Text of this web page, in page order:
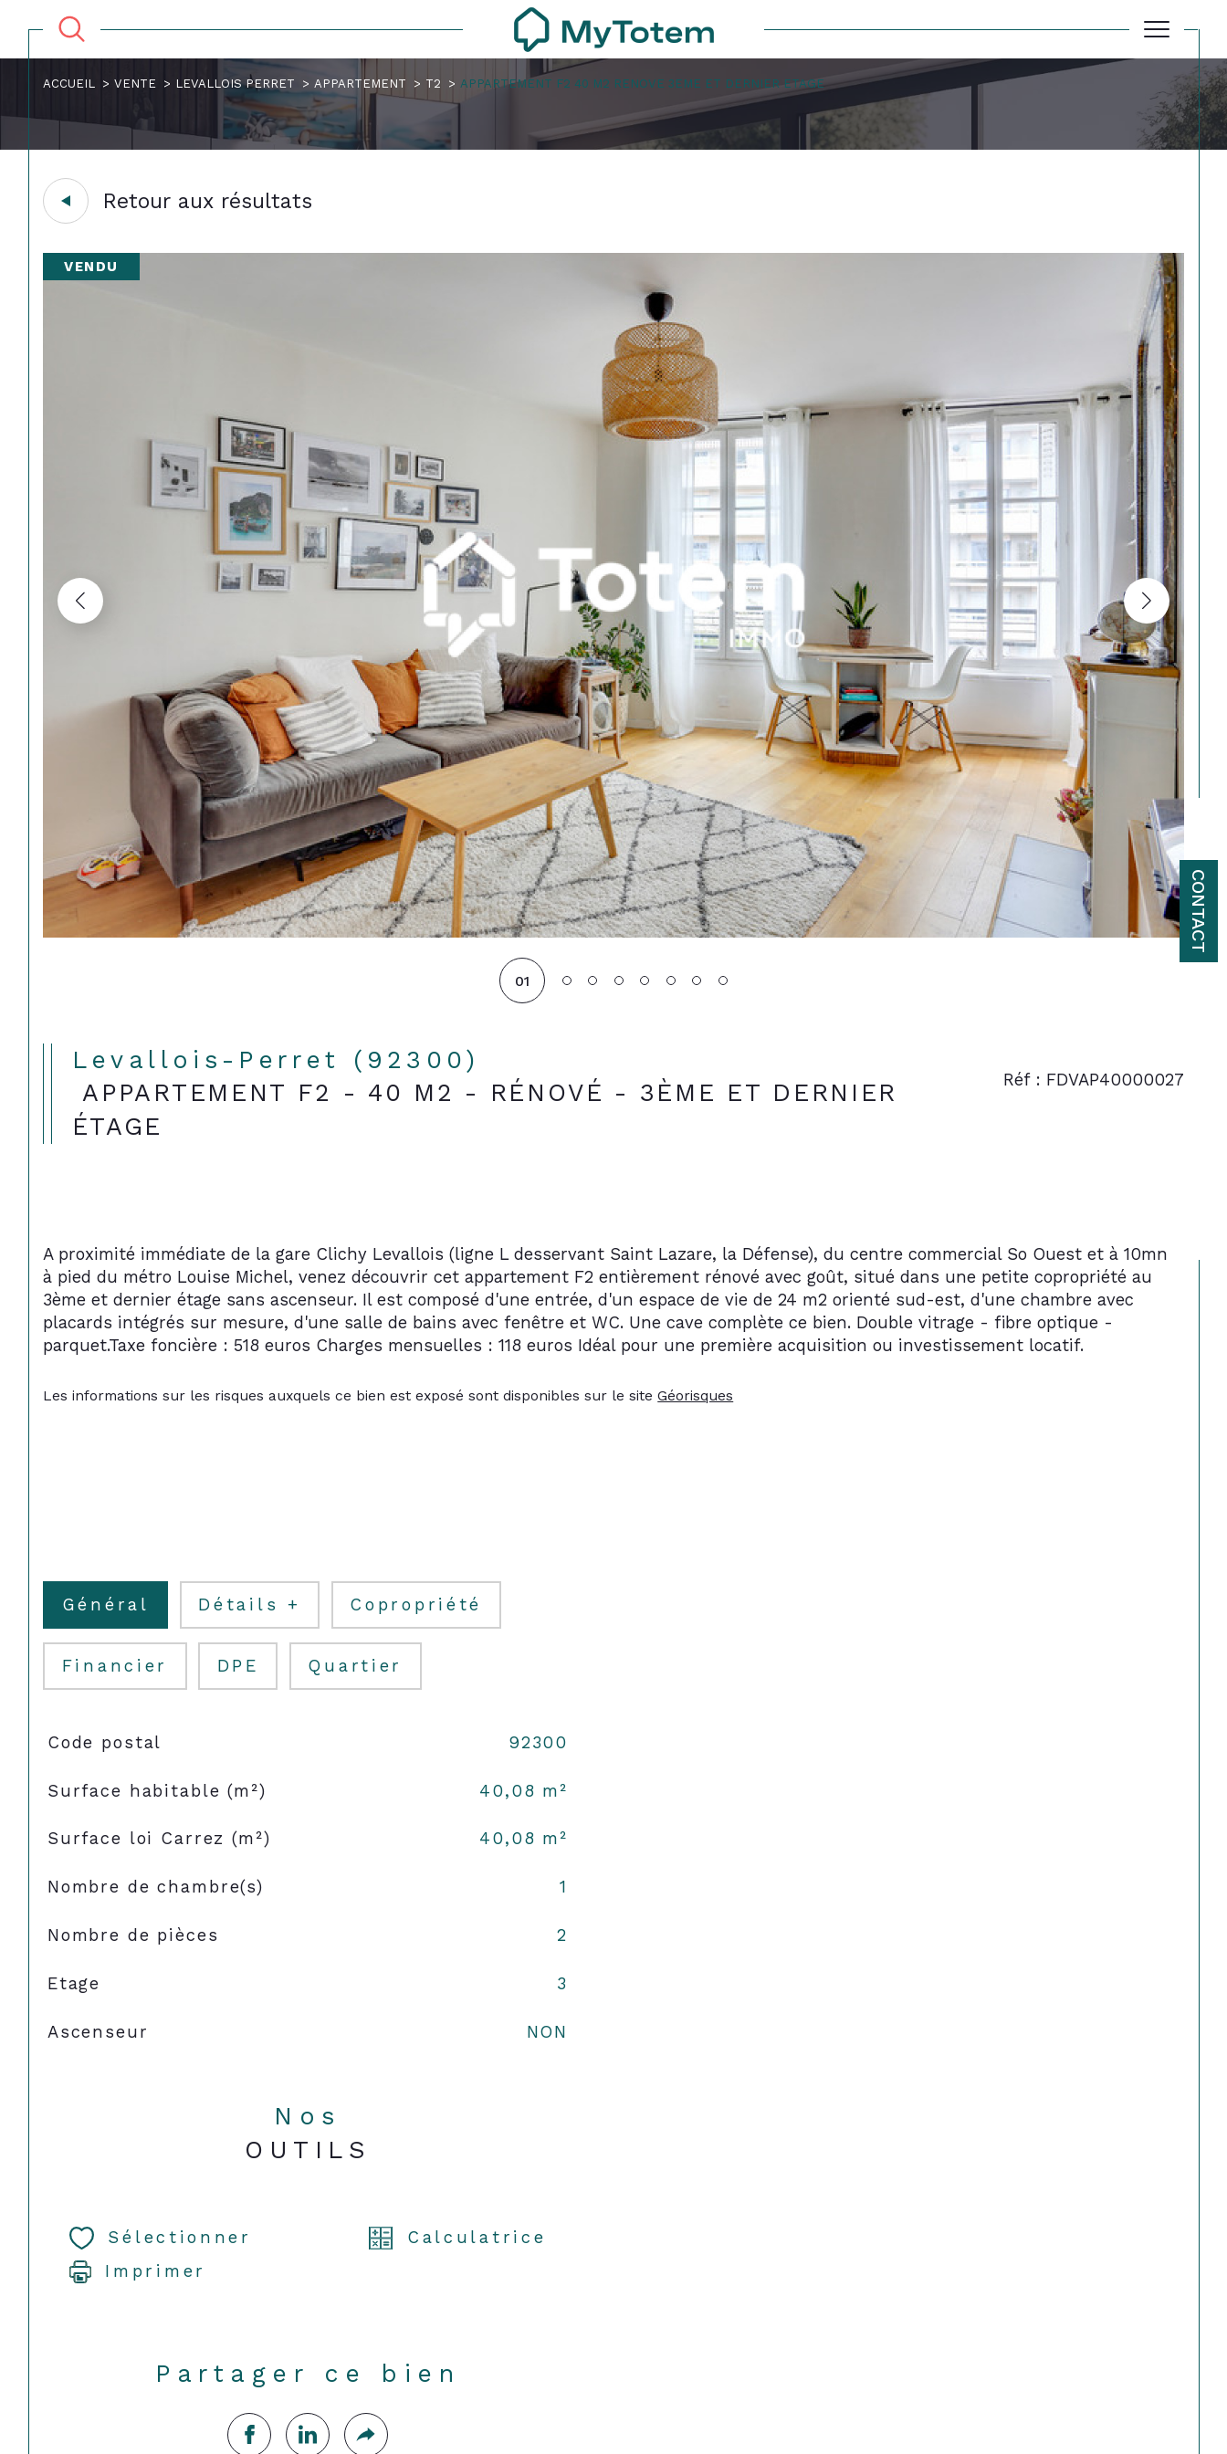
CONTACT
ACCUEIL VENTE LEVALLOIS PERRET APPARTEMENT T2 APPARTEMENT F2 40 M2 RENOVE 3EME ET DERNIER ETAGE
Retour aux résultats
VENDU
01
Levallois-Perret (92300)
APPARTEMENT F2 - 40 M2 - RÉNOVÉ - 3ÈME ET DERNIER
ÉTAGE
Réf : FDVAP40000027
A proximité immédiate de la gare Clichy Levallois (ligne L desservant Saint Lazare, la Défense), du centre commercial So Ouest et à 10mn
à pied du métro Louise Michel, venez découvrir cet appartement F2 entièrement rénové avec goût, situé dans une petite copropriété au
3ème et dernier étage sans ascenseur. Il est composé d'une entrée, d'un espace de vie de 24 m2 orienté sud-est, d'une chambre avec
placards intégrés sur mesure, d'une salle de bains avec fenêtre et WC. Une cave complète ce bien. Double vitrage - fibre optique -
parquet.Taxe foncière : 518 euros Charges mensuelles : 118 euros Idéal pour une première acquisition ou investissement locatif.
Les informations sur les risques auxquels ce bien est exposé sont disponibles sur le site Géorisques
Général Détails + Copropriété
Financier DPE Quartier
TRAD_SIROCCO_Caracteristique
Code postal 92300
Surface habitable (m²) 40,08 m²
Surface loi Carrez (m²) 40,08 m²
Nombre de chambre(s) 1
Nombre de pièces 2
Etage 3
Ascenseur NON
Nos
OUTILS
Sélectionner
Calculatrice
Imprimer
Partager ce bien